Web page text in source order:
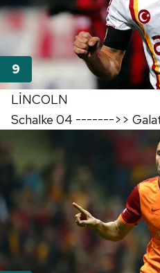
LİNCOLN
Schalke 04 ------->>